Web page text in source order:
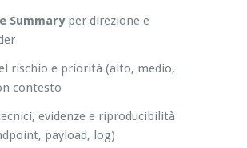
Summaryper direzione e
rischio e priorità (alto, medio,
contesto
evidenze e riproducibilità
payload, log)